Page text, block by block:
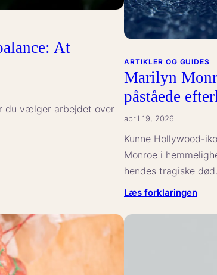
At
du vælger arbejdet over
ARTIKLER OG GUIDES
Marilyn
påståede
april 19, 2026
Kunne Hollywood-
Monroe i
hendes tragiske
Læs forklaringen: